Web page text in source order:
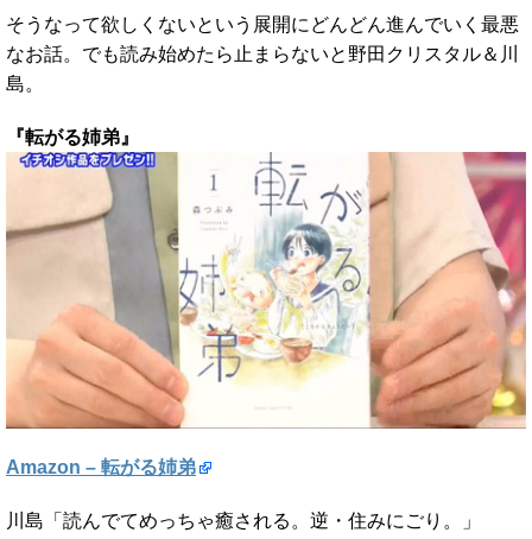
そうなって欲しくないという展開にどんどん進んでいく最悪
なお話。でも読み始めたら止まらないと野田クリスタル＆川
島。
『転がる姉弟』
Amazon – 転がる姉弟
川島「読んでてめっちゃ癒される。逆・住みにごり。」